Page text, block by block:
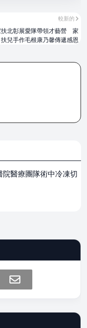
較新的
扶北彰展愛隊帶領才藝營 家
扶兒手作毛根康乃馨傳遞感恩
醫療團隊術中冷凍切